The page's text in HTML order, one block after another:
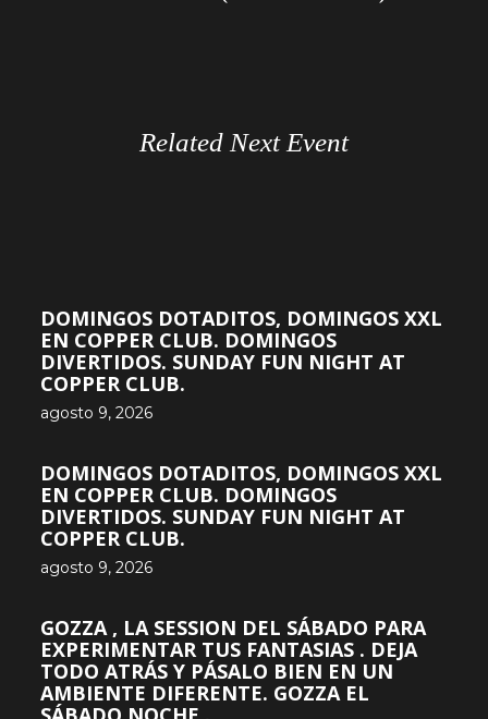
Related Next Event
DOMINGOS DOTADITOS, DOMINGOS XXL
EN COPPER CLUB. DOMINGOS
DIVERTIDOS. SUNDAY FUN NIGHT AT
COPPER CLUB.
agosto 9, 2026
DOMINGOS DOTADITOS, DOMINGOS XXL
EN COPPER CLUB. DOMINGOS
DIVERTIDOS. SUNDAY FUN NIGHT AT
COPPER CLUB.
agosto 9, 2026
GOZZA , LA SESSION DEL SÁBADO PARA
EXPERIMENTAR TUS FANTASIAS . DEJA
TODO ATRÁS Y PÁSALO BIEN EN UN
AMBIENTE DIFERENTE. GOZZA EL